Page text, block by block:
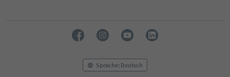
Sprache: Deutsch